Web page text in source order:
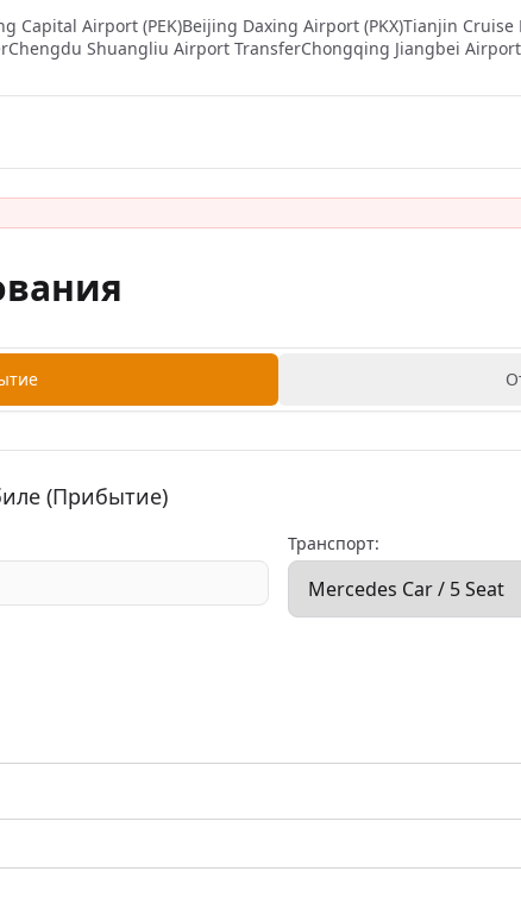
Capital Airport (PEK)Beijing Daxing Airport (PKX)Tianjin Cruise
Chengdu Shuangliu Airport TransferChongqing Jiangbei
(Прибытие)
Транспорт: